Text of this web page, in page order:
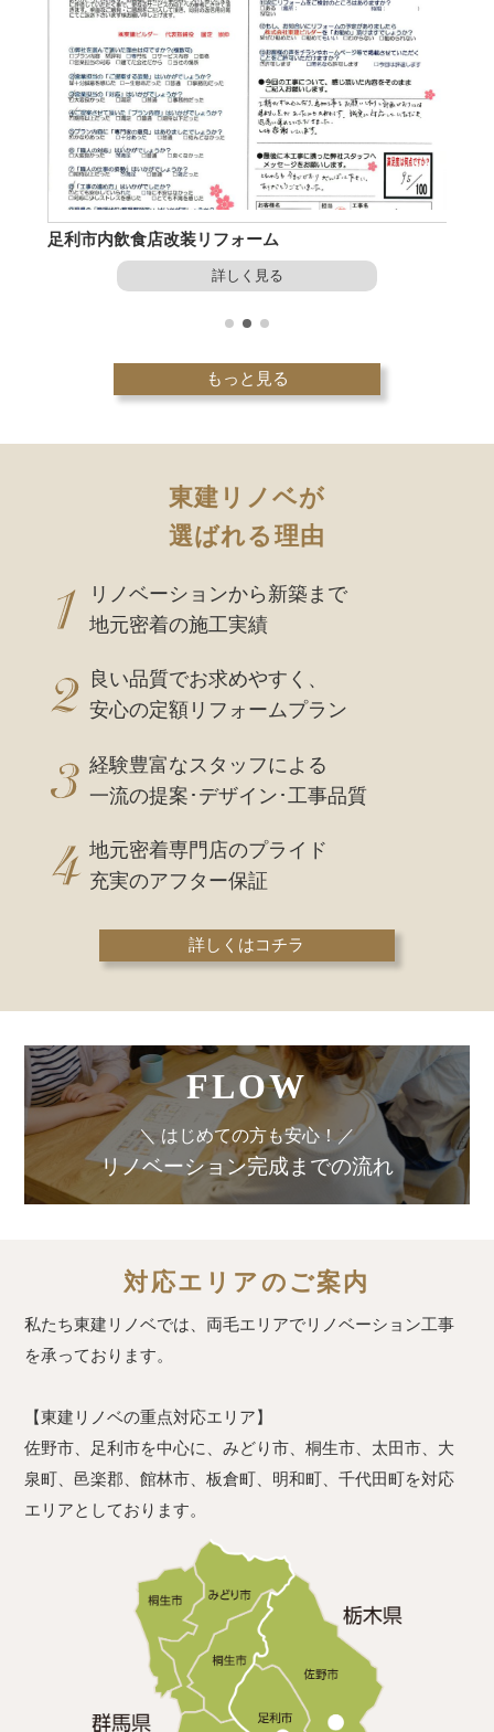
足利市内飲食店改装リフォーム
詳しく見る
もっと見る
東建リノベが
選ばれる理由
リノベーションから新築まで
地元密着の施工実績
良い品質でお求めやすく、
安心の定額リフォームプラン
経験豊富なスタッフによる
一流の提案･デザイン･工事品質
地元密着専門店のプライド
充実のアフター保証
詳しくはコチラ
FLOW
＼ はじめての方も安心！／
リノベーション完成までの流れ
対応エリアのご案内
私たち東建リノベでは、両毛エリアでリノベーション工事
を承っております。
【東建リノベの重点対応エリア】
佐野市、足利市を中心に、みどり市、桐生市、太田市、大
泉町、邑楽郡、館林市、板倉町、明和町、千代田町を対応
エリアとしております。